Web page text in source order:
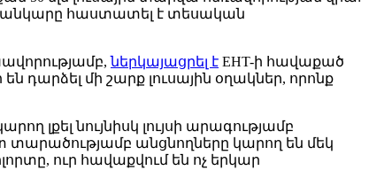
հաստատել է տեսական
ներկայացրել է EHT-ի հավաքած
դարձել մի շարք լուսային օղակներ, որոնք
լքել նույնիսկ լույսի արագությամբ
տարածությամբ անցնողները կարող են մեկ
ուր հավաքվում են ոչ երկար